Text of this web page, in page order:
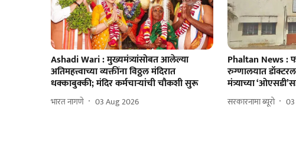
Ashadi Wari : मुख्यमंत्र्यांसोबत आलेल्या
अतिमहत्त्वाच्या व्यक्तींना विठ्ठल मंदिरात
धक्काबुक्की; मंदिर कर्मचाऱ्यांची चौकशी सुरू
भारत नागणे 03 Aug 2026
Phaltan News :
रुग्णालयात
मंत्र्याच्या
सरकारनामा ब्यूरो